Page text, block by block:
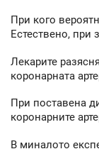
При кого
Естествено, при
Лекарите
коронарната
При поставена
коронарните
В миналото